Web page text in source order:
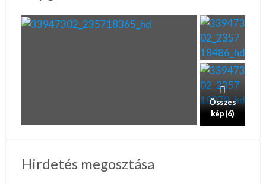
Összes
kép (6)
Hirdetés megosztása